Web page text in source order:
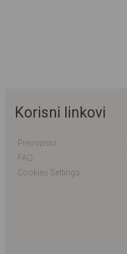
Korisni linkovi
Prevoznici
FAQ
Cookies Settings